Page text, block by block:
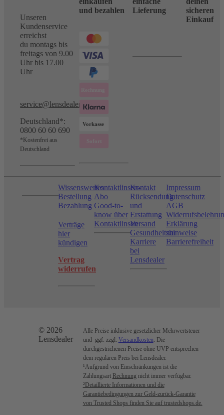
Unseren
Kundenservice
erreichst
du montags bis
freitags von 9.00
Uhr bis 17.00
Uhr
service@lensdealer.com
Deutschland*:
0800 60 60 690
*Kostenfrei aus
Deutschland
und bezahlen
Lieferung
sicheren
Einkauf
Wissenswertes
Bestellung
Bezahlung
Verträge
hier
kündigen
Vertrag
widerrufen
Kontaktlinsen-
Abo
Good-to-
know über
Kontaktlinsen
Kontakt
Rücksendung
und
Erstattung
Versand
Gesundheitshinweise
Karriere
bei
Lensdealer
Impressum
Datenschutz
AGB
Erklärung
zur
Barrierefreiheit
© 2026
Lensdealer
Alle Preise inklusive gesetzlicher Mehrwertsteuer
und ggf. zzgl. Versandkosten . Die
durchgestrichenen Preise ohne UVP entsprechen
dem regulären Preis bei Lensdealer.
¹Aufgrund von Einschränkungen ist die
Zahlungsart Rechnung nicht immer verfügbar.
²Detaillierte Informationen und die
Garantiebedingungen zur Geld-zurück-Garantie
von Trusted Shops finden Sie auf trustedshops.de.